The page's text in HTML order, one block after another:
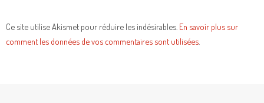
Ce site utilise Akismet pour réduire les indésirables. En savoir plus sur
comment les données de vos commentaires sont utilisées